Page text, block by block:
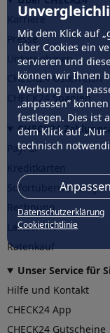
Mit dem Klick auf
über Cookies ein
servieren und
können wir Ihnen
Werbung und
„anpassen”
festlegen. Dies ist
dem Klick auf
technisch
Anpassen
Datenschutzerklärung
Cookierichtlinie
Karriere
Presse
Unternehmen
CHECK24 Österreich
CHECK24 Spanien
CHECK24
PayPal
Sofortüberweisung
Rechnung
Lastschrift
Ratenkauf
Unser Service für
Hilfe und Kontakt
CHECK24 App
CHECK24 Gutscheine